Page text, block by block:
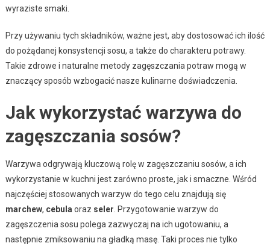
wyraziste smaki.
Przy używaniu tych składników, ważne jest, aby dostosować ich ilość
do pożądanej konsystencji sosu, a także do charakteru potrawy.
Takie zdrowe i naturalne metody zagęszczania potraw mogą w
znaczący sposób wzbogacić nasze kulinarne doświadczenia.
Jak wykorzystać warzywa do
zagęszczania sosów?
Warzywa odgrywają kluczową rolę w zagęszczaniu sosów, a ich
wykorzystanie w kuchni jest zarówno proste, jak i smaczne. Wśród
najczęściej stosowanych warzyw do tego celu znajdują się
marchew, cebula oraz seler . Przygotowanie warzyw do
zagęszczenia sosu polega zazwyczaj na ich ugotowaniu, a
następnie zmiksowaniu na gładką masę. Taki proces nie tylko